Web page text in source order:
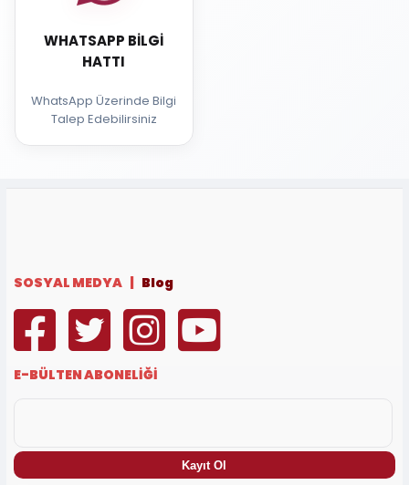
WHATSAPP BILGI
HATTI
WhatsApp Üzerinde Bilgi
Talep Edebilirsiniz
SOSYAL MEDYA | Blog
E-BÜLTEN ABONELİĞİ